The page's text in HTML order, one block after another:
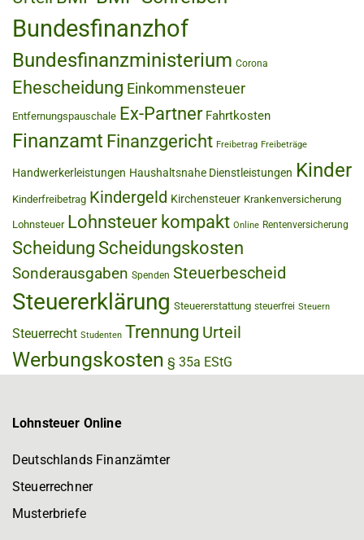
Bundesfinanzhof
Bundesfinanzministerium Corona
Ehescheidung Einkommensteuer
Entfernungspauschale Ex-Partner Fahrtkosten
Finanzamt Finanzgericht Freibetrag Freibeträge
Handwerkerleistungen Haushaltsnahe Dienstleistungen Kinder
Kinderfreibetrag Kindergeld Kirchensteuer Krankenversicherung
Lohnsteuer Lohnsteuer kompakt Online Rentenversicherung
Scheidung Scheidungskosten
Sonderausgaben Spenden Steuerbescheid
Steuererklärung Steuererstattung steuerfrei Steuern
Steuerrecht Studenten Trennung Urteil
Werbungskosten § 35a EStG
Lohnsteuer Online
Deutschlands Finanzämter
Steuerrechner
Musterbriefe